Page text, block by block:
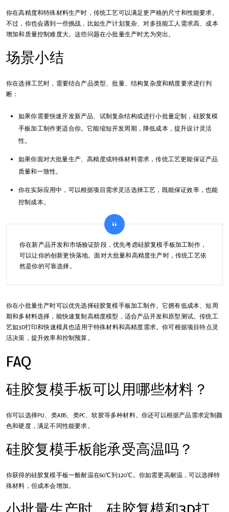
你在高精度和特殊材料生产时，传统工艺可以满足更严格的尺寸和性能要求。
不过，你也会遇到一些挑战，比如生产计划复杂、对多技能工人需求高、成本
增加和质量控制难度大。这些问题在小批量生产时尤为突出。
场景小结
你在选择工艺时，需要结合产品类型、批量、结构复杂度和精度要求进行判
断：
如果你需要快速开发新产品、试制复杂结构或进行小批量定制，硅胶复模
手板加工制作更适合你。它能缩短开发周期，降低成本，提升设计灵活
性。
如果你面对大批量生产、高精度或特殊材料需求，传统工艺更能保证产品
质量和一致性。
你在实际应用中，可以根据项目需求灵活选择工艺，既能保证效率，也能
控制成本。
你在新产品开发和市场验证阶段，优先考虑硅胶复模手板加工制作，
可以让你的创新更快落地。面对大批量和高精度生产时，传统工艺依
然是你的可靠选择。
你在小批量生产时可以优先选择硅胶复模手板加工制作。它拥有低成本、短周
期和多材料选择，能快速复制高精度模型，适合产品开发和原型测试。传统工
艺如3D打印和快速模具也适用于特殊材料和高精度需求。你可根据项目特点灵
活决策，提升效率和控制预算。
FAQ
硅胶复模手板可以用哪些材料？
你可以选择PU、类ABS、类PC、软胶等多种材料。你还可以根据产品需求定制颜
色和硬度，满足不同性能要求。
硅胶复模手板能承受高温吗？
你获得的硅胶复模手板一般耐温在60℃到120℃。你如需更高耐温，可以选择特
殊材料，但成本会增加。